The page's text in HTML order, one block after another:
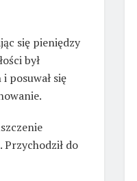
się pieniędzy
był
posuwał się
Przychodził do